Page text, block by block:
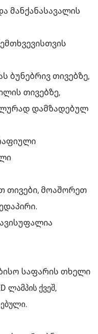
მანქანასავალის
ბუნებრივ თივებზე,
თივებზე,
დამზადებულ
თივები, მოაშორეთ
საფარის თხელი
ლამპის ქვეშ,